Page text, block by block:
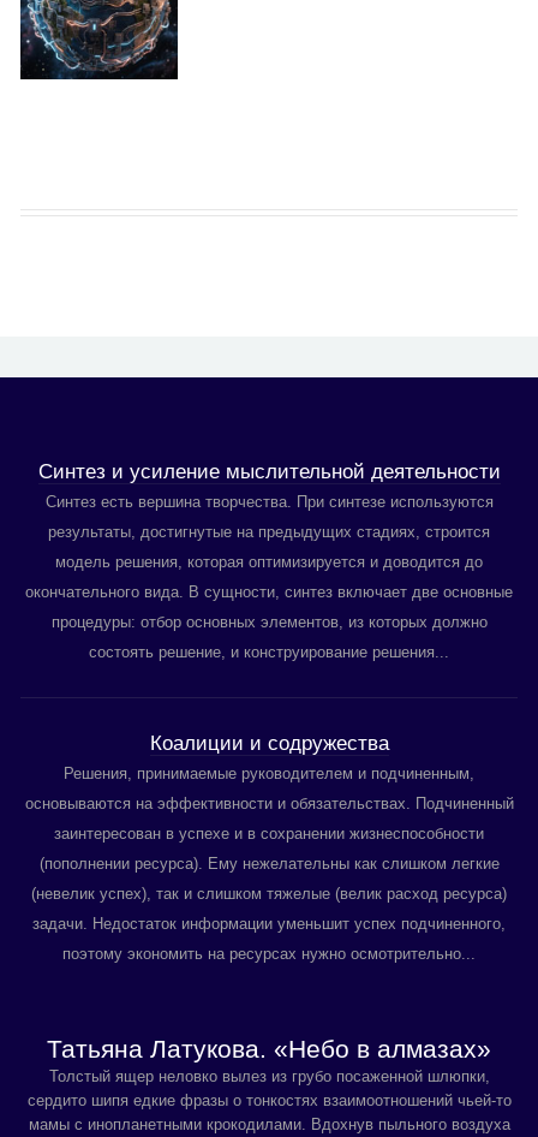
Синтез и усиление мыслительной деятельности
Синтез есть вершина творчества. При синтезе используются
результаты, достигнутые на предыдущих стадиях, строится
модель решения, которая оптимизируется и доводится до
окончательного вида. В сущности, синтез включает две основные
процедуры: отбор основных элементов, из которых должно
состоять решение, и конструирование решения...
Коалиции и содружества
Решения, принимаемые руководителем и подчиненным,
основываются на эффективности и обязательствах. Подчиненный
заинтересован в успехе и в сохранении жизнеспособности
(пополнении ресурса). Ему нежелательны как слишком легкие
(невелик успех), так и слишком тяжелые (велик расход ресурса)
задачи. Недостаток информации уменьшит успех подчиненного,
поэтому экономить на ресурсах нужно осмотрительно...
Татьяна Латукова. «Небо в алмазах»
Толстый ящер неловко вылез из грубо посаженной шлюпки,
сердито шипя едкие фразы о тонкостях взаимоотношений чьей-то
мамы с инопланетными крокодилами. Вдохнув пыльного воздуха